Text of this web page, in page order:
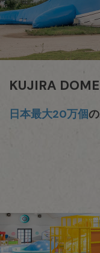
KUJIRA DOME
日本最大20万個